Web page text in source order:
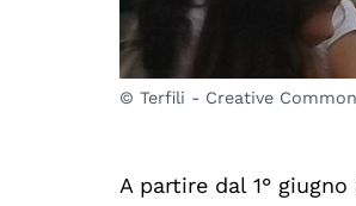
© Terfili - Creative
A partire dal 1°